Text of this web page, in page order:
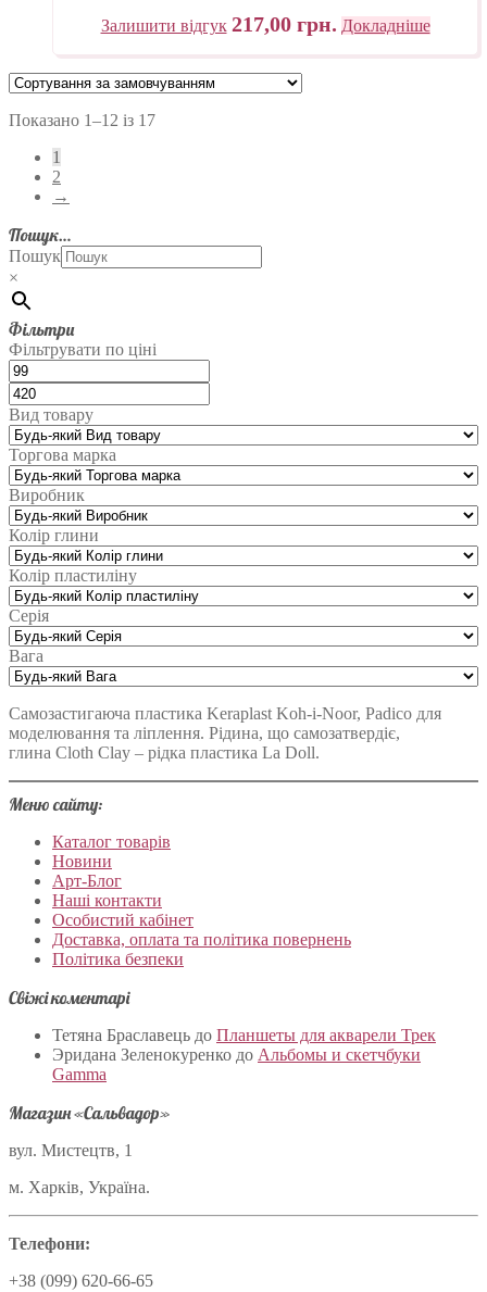
Залишити відгук 217,00 грн. Докладніше
Показано 1–12 із 17
1
2
→
Пошук…
Пошук
×
Фільтри
Фільтрувати по ціні
Вид товару
Торгова марка
Виробник
Колір глини
Колір пластиліну
Серія
Вага
Самозастигаюча пластика Keraplast Koh-i-Noor, Padico для
моделювання та ліплення. Рідина, що самозатвердіє,
глина Cloth Clay – рідка пластика La Doll.
Меню сайту:
Каталог товарів
Новини
Арт-Блог
Наші контакти
Особистий кабінет
Доставка, оплата та політика повернень
Політика безпеки
Свіжі коментарі
Тетяна Браславець до Планшеты для акварели Трек
Эридана Зеленокуренко до Альбомы и скетчбуки
Gamma
Магазин «Сальвадор»
вул. Мистецтв, 1
м. Харків, Україна.
Телефони:
+38 (099) 620-66-65